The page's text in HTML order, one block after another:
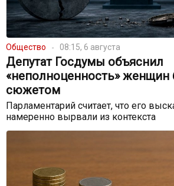
Общество 08:15, 6 августа
Депутат Госдумы объяснил
«неполноценность» женщин
сюжетом
Парламентарий считает, что его
намеренно вырвали из контекста